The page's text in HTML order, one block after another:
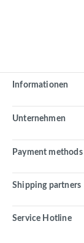
Informationen
Unternehmen
Payment methods
Shipping partners
Service Hotline